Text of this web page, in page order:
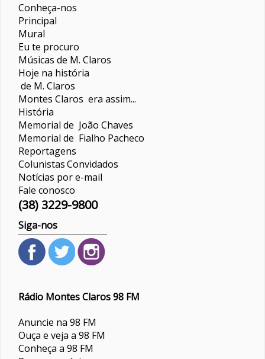
Conheça-nos
Principal
Mural
Eu te procuro
Músicas de M. Claros
Hoje na história
de M. Claros
Montes Claros era assim...
História
Memorial de João Chaves
Memorial de Fialho Pacheco
Reportagens
ColunistasConvidados
Notícias por e-mail
Fale conosco
(38) 3229-9800
Siga-nos
Rádio Montes Claros 98 FM
Anuncie na 98 FM
Ouça e veja a 98 FM
Conheça a 98 FM